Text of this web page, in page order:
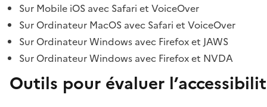
Sur Mobile iOS avec Safari et VoiceOver
Sur Ordinateur MacOS avec Safari et VoiceOver
Sur Ordinateur Windows avec Firefox et JAWS
Sur Ordinateur Windows avec Firefox et NVDA
Outils pour évaluer